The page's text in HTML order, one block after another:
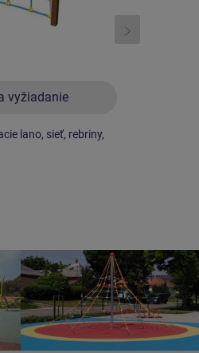
vyžiadanie
lano, sieť, rebriny,